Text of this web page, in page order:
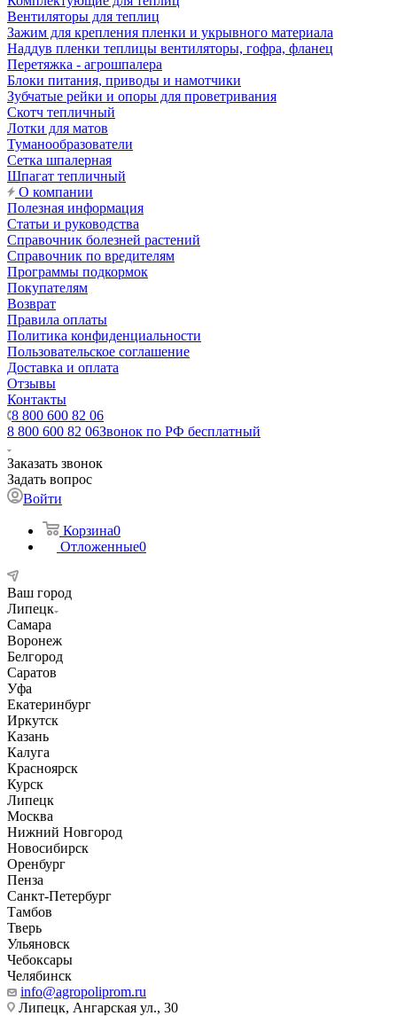
Вентиляторы для теплиц
Зажим для крепления пленки и укрывного материала
Наддув пленки теплицы вентиляторы, гофра, фланец
Перетяжка - агрошпалера
Блоки питания, приводы и намотчики
Зубчатые рейки и опоры для проветривания
Скотч тепличный
Лотки для матов
Туманообразователи
Сетка шпалерная
Шпагат тепличный
О компании
Полезная информация
Статьи и руководства
Справочник болезней растений
Справочник по вредителям
Программы подкормок
Покупателям
Возврат
Правила оплаты
Политика конфиденциальности
Пользовательское соглашение
Доставка и оплата
Отзывы
Контакты
8 800 600 82 06
8 800 600 82 06Звонок по РФ бесплатный
Заказать звонок
Задать вопрос
Войти
Корзина0
Отложенные0
Ваш город
Липецк
Самара
Воронеж
Белгород
Саратов
Уфа
Екатеринбург
Иркутск
Казань
Калуга
Красноярск
Курск
Липецк
Москва
Нижний Новгород
Новосибирск
Оренбург
Пенза
Санкт-Петербург
Тамбов
Тверь
Ульяновск
Чебоксары
Челябинск
info@agropoliprom.ru
Липецк, Ангарская ул., 30